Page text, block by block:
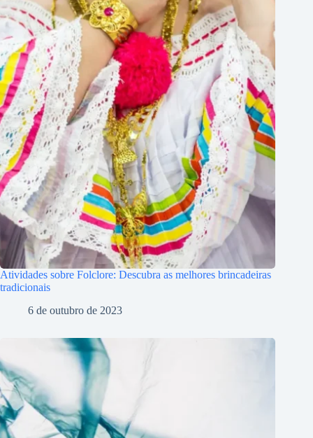
Atividades sobre Folclore: Descubra as melhores brincadeiras
tradicionais
6 de outubro de 2023